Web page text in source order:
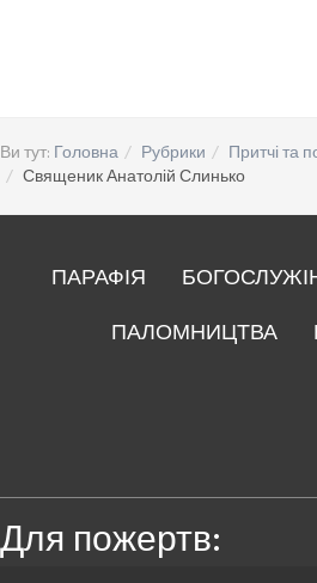
Ви тут: Головна Рубрики
Притчі та
Священик Анатолій Слинько
ПАРАФІЯ
ПАЛОМНИЦТВА
Для пожертв: